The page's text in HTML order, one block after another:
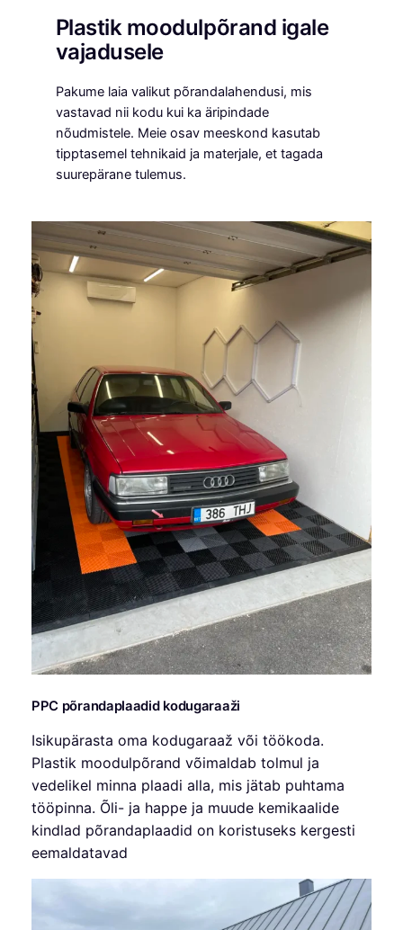
Plastik moodulpõrand igale
vajadusele
Pakume laia valikut põrandalahendusi, mis
vastavad nii kodu kui ka äripindade
nõudmistele. Meie osav meeskond kasutab
tipptasemel tehnikaid ja materjale, et tagada
suurepärane tulemus.
PPC põrandaplaadid kodugaraaži
Isikupärasta oma kodugaraaž või töökoda.
Plastik moodulpõrand võimaldab tolmul ja
vedelikel minna plaadi alla, mis jätab puhtama
tööpinna. Õli- ja happe ja muude kemikaalide
kindlad põrandaplaadid on koristuseks kergesti
eemaldatavad